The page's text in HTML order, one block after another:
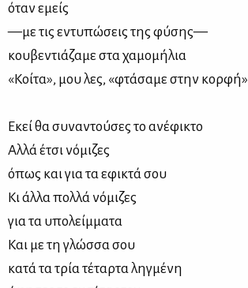
όταν εμείς
—με τις εντυ­πώ­σεις της φύ­σης—
κου­βε­ντιά­ζα­με στα χα­μο­μή­λια
«Κοί­τα», μου λες, «φτά­σα­με στην κορ­φή»
Εκεί θα συ­να­ντού­σες το ανέ­φι­κτο
Αλ­λά έτσι νό­μι­ζες
όπως και για τα εφι­κτά σου
Κι άλ­λα πολ­λά νό­μι­ζες
για τα υπο­λείμ­μα­τα
Και με τη γλώσ­σα σου
κα­τά τα τρία τέ­ταρ­τα ληγ­μέ­νη